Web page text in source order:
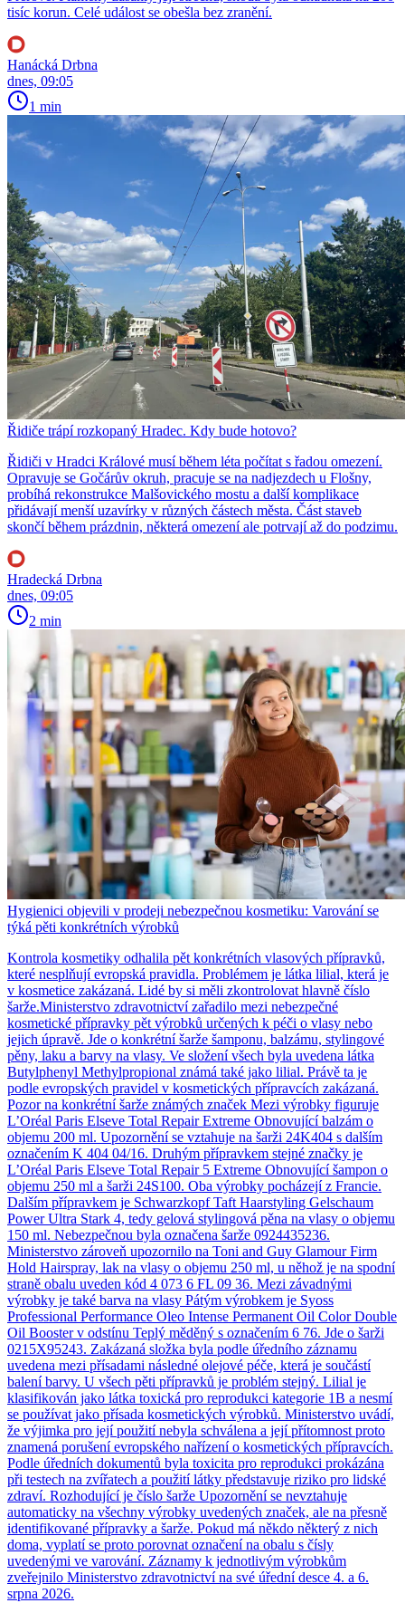
tisíc korun. Celé událost se obešla bez zranění.
Hanácká Drbna
dnes, 09:05
1 min
Řidiče trápí rozkopaný Hradec. Kdy bude hotovo?
Řidiči v Hradci Králové musí během léta počítat s řadou omezení.
Opravuje se Gočárův okruh, pracuje se na nadjezdech u Flošny,
probíhá rekonstrukce Malšovického mostu a další komplikace
přidávají menší uzavírky v různých částech města. Část staveb
skončí během prázdnin, některá omezení ale potrvají až do podzimu.
Hradecká Drbna
dnes, 09:05
2 min
Hygienici objevili v prodeji nebezpečnou kosmetiku: Varování se
týká pěti konkrétních výrobků
Kontrola kosmetiky odhalila pět konkrétních vlasových přípravků,
které nesplňují evropská pravidla. Problémem je látka lilial, která je
v kosmetice zakázaná. Lidé by si měli zkontrolovat hlavně číslo
šarže.Ministerstvo zdravotnictví zařadilo mezi nebezpečné
kosmetické přípravky pět výrobků určených k péči o vlasy nebo
jejich úpravě. Jde o konkrétní šarže šamponu, balzámu, stylingové
pěny, laku a barvy na vlasy. Ve složení všech byla uvedena látka
Butylphenyl Methylpropional známá také jako lilial. Právě ta je
podle evropských pravidel v kosmetických přípravcích zakázaná.
Pozor na konkrétní šarže známých značek Mezi výrobky figuruje
L’Oréal Paris Elseve Total Repair Extreme Obnovující balzám o
objemu 200 ml. Upozornění se vztahuje na šarži 24K404 s dalším
označením K 404 04/16. Druhým přípravkem stejné značky je
L’Oréal Paris Elseve Total Repair 5 Extreme Obnovující šampon o
objemu 250 ml a šarži 24S100. Oba výrobky pocházejí z Francie.
Dalším přípravkem je Schwarzkopf Taft Haarstyling Gelschaum
Power Ultra Stark 4, tedy gelová stylingová pěna na vlasy o objemu
150 ml. Nebezpečnou byla označena šarže 0924435236.
Ministerstvo zároveň upozornilo na Toni and Guy Glamour Firm
Hold Hairspray, lak na vlasy o objemu 250 ml, u něhož je na spodní
straně obalu uveden kód 4 073 6 FL 09 36. Mezi závadnými
výrobky je také barva na vlasy Pátým výrobkem je Syoss
Professional Performance Oleo Intense Permanent Oil Color Double
Oil Booster v odstínu Teplý měděný s označením 6 76. Jde o šarži
0215X95243. Zakázaná složka byla podle úředního záznamu
uvedena mezi přísadami následné olejové péče, která je součástí
balení barvy. U všech pěti přípravků je problém stejný. Lilial je
klasifikován jako látka toxická pro reprodukci kategorie 1B a nesmí
se používat jako přísada kosmetických výrobků. Ministerstvo uvádí,
že výjimka pro její použití nebyla schválena a její přítomnost proto
znamená porušení evropského nařízení o kosmetických přípravcích.
Podle úředních dokumentů byla toxicita pro reprodukci prokázána
při testech na zvířatech a použití látky představuje riziko pro lidské
zdraví. Rozhodující je číslo šarže Upozornění se nevztahuje
automaticky na všechny výrobky uvedených značek, ale na přesně
identifikované přípravky a šarže. Pokud má někdo některý z nich
doma, vyplatí se proto porovnat označení na obalu s čísly
uvedenými ve varování. Záznamy k jednotlivým výrobkům
zveřejnilo Ministerstvo zdravotnictví na své úřední desce 4. a 6.
srpna 2026.